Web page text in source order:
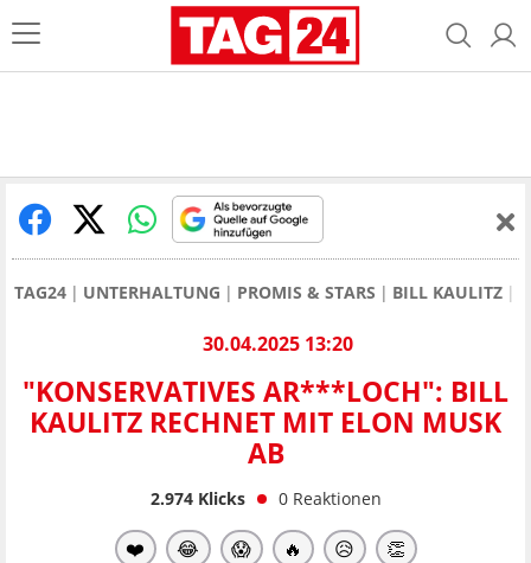
TAG24 UNTERHALTUNG PROMIS & STARS BILL KAULITZ
30.04.2025 13:20
"KONSERVATIVES AR***LOCH": BILL
KAULITZ RECHNET MIT ELON MUSK
AB
2.974Klicks 0 Reaktionen
❤️ 😂 😱 🔥 😥 👏